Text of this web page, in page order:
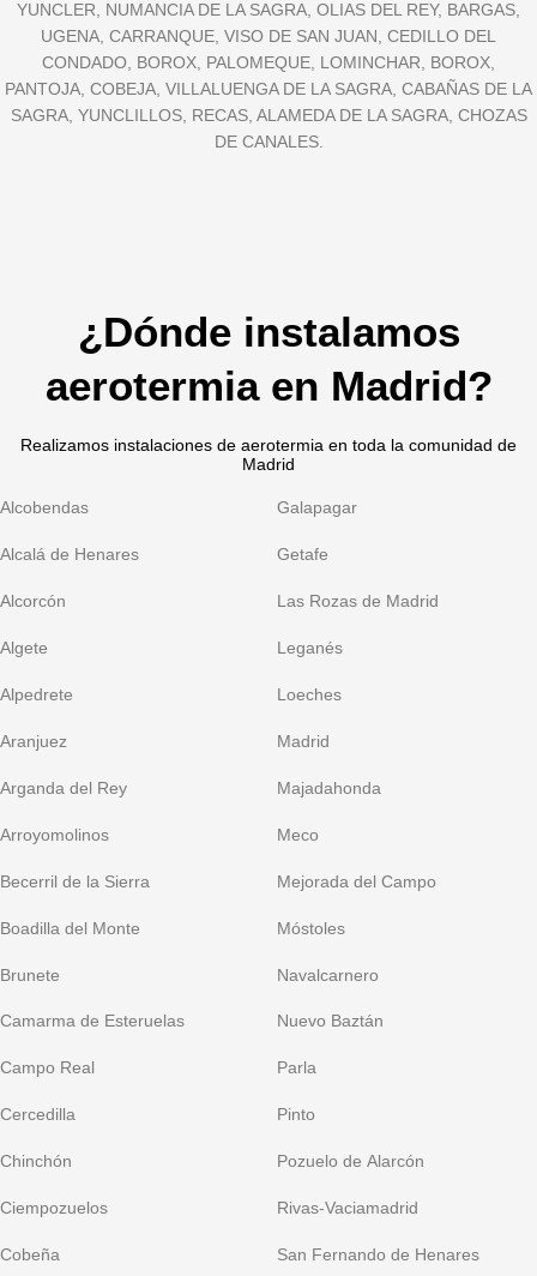
YUNCLER, NUMANCIA DE LA SAGRA, OLIAS DEL REY, BARGAS,
UGENA, CARRANQUE, VISO DE SAN JUAN, CEDILLO DEL
CONDADO, BOROX, PALOMEQUE, LOMINCHAR, BOROX,
PANTOJA, COBEJA, VILLALUENGA DE LA SAGRA, CABAÑAS DE LA
SAGRA, YUNCLILLOS, RECAS, ALAMEDA DE LA SAGRA, CHOZAS
DE CANALES.
¿Dónde instalamos
aerotermia en Madrid?
Realizamos instalaciones de aerotermia en toda la comunidad de
Madrid
Alcobendas
Alcalá de Henares
Alcorcón
Algete
Alpedrete
Aranjuez
Arganda del Rey
Arroyomolinos
Becerril de la Sierra
Boadilla del Monte
Brunete
Camarma de Esteruelas
Campo Real
Cercedilla
Chinchón
Ciempozuelos
Cobeña
Galapagar
Getafe
Las Rozas de Madrid
Leganés
Loeches
Madrid
Majadahonda
Meco
Mejorada del Campo
Móstoles
Navalcarnero
Nuevo Baztán
Parla
Pinto
Pozuelo de Alarcón
Rivas-Vaciamadrid
San Fernando de Henares